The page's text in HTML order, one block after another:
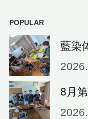
POPULAR
藍染
8月